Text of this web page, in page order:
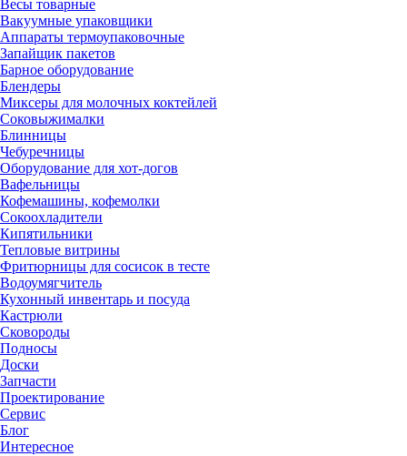
Весы товарные
Вакуумные упаковщики
Аппараты термоупаковочные
Запайщик пакетов
Барное оборудование
Блендеры
Миксеры для молочных коктейлей
Соковыжималки
Блинницы
Чебуречницы
Оборудование для хот-догов
Вафельницы
Кофемашины, кофемолки
Сокоохладители
Кипятильники
Тепловые витрины
Фритюрницы для сосисок в тесте
Водоумягчитель
Кухонный инвентарь и посуда
Кастрюли
Сковороды
Подносы
Доски
Запчасти
Проектирование
Сервис
Блог
Интересное